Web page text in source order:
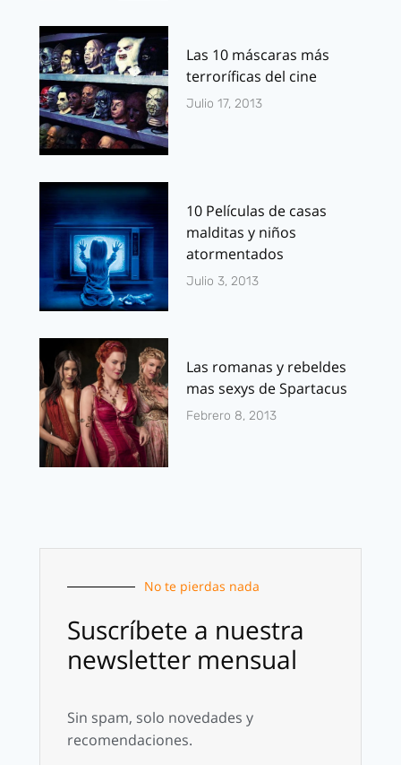
Las 10 máscaras más
terroríficas del cine
Julio 17, 2013
10 Películas de casas
malditas y niños
atormentados
Julio 3, 2013
Las romanas y rebeldes
mas sexys de Spartacus
Febrero 8, 2013
No te pierdas nada
Suscríbete a nuestra
newsletter mensual
Sin spam, solo novedades y
recomendaciones.